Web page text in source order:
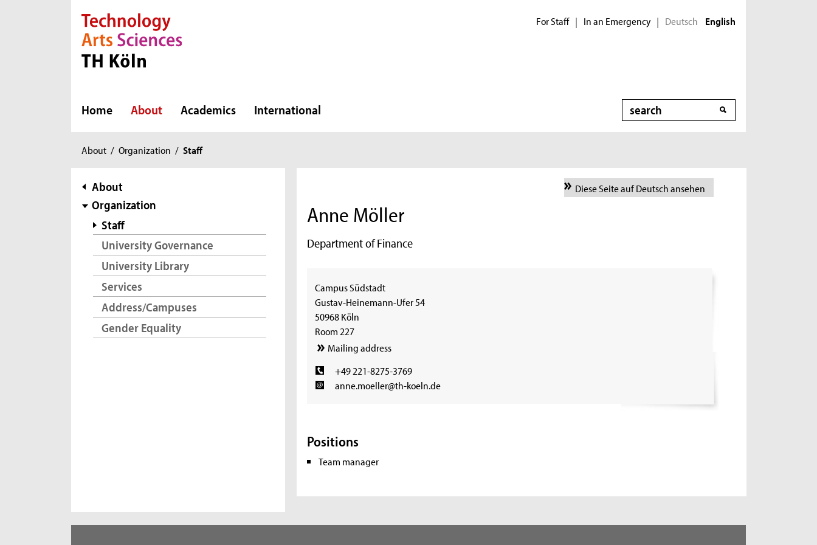
Direkt zur Hauptnavigation
Direkt zur Subnavigation
Direkt zum Inhalt
Direkt zum Fußbereich For Staff | In an Emergency | Deutsch English
Home About Academics International Search
You
here:
About / Organization / Staff
subnavigation
About
Organization
Staff
University Governance
University Library
Services
Address/Campuses
Gender Equality
Diese Seite auf Deutsch ansehen
Anne Möller
Department of Finance
Campus Südstadt
Gustav-Heinemann-Ufer 54
50968 Köln
Room 227
Mailing address
+49 221-8275-3769
anne.moeller@th-koeln.de
Positions
Team manager